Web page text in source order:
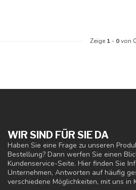
Zeige 1 - 0von 0
WIR SIND FÜR SIE DA
Haben Sie eine Frage zu unseren
Bestellung? Dann werfen Sie einen
Kundenservice-Seite. Hier finden Sie
Unternehmen, Antworten auf häufig
verschiedene Möglichkeiten, mit uns in